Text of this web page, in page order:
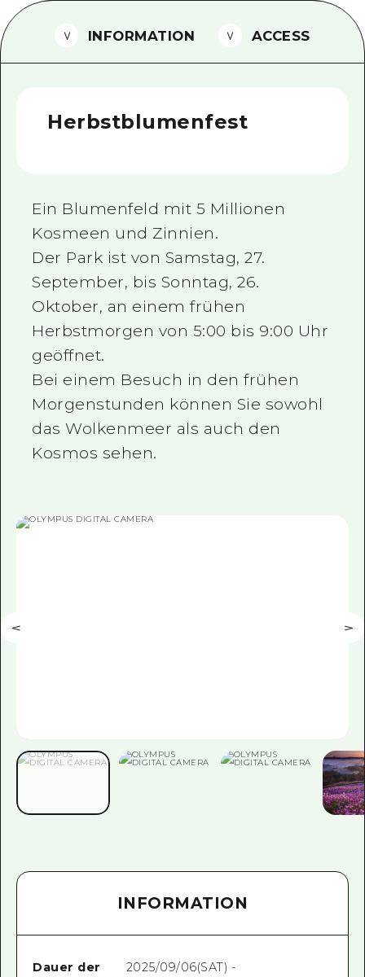
Foto-Download
INFORMATION ACCESS
Herbstblumenfest
Ein Blumenfeld mit 5 Millionen
Kosmeen und Zinnien.
Der Park ist von Samstag, 27.
September, bis Sonntag, 26.
Oktober, an einem frühen
Herbstmorgen von 5:00 bis 9:00 Uhr
geöffnet.
Bei einem Besuch in den frühen
Morgenstunden können Sie sowohl
das Wolkenmeer als auch den
Kosmos sehen.
INFORMATION
Dauer der
2025/09/06(SAT) -